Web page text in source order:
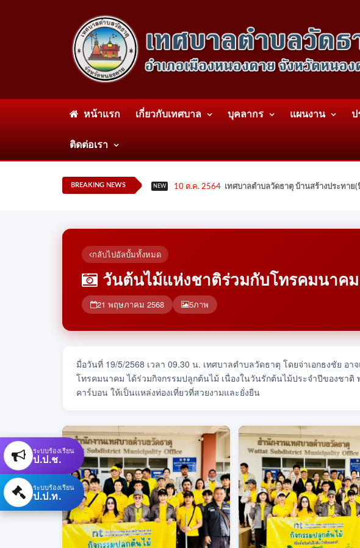
หน้าแรก เกี่ยวกับเทศบาล บุคลากร แผนงาน ป
ติดต่อเรา
BREAKING NEWS NEW 10 ต.ค. 2564 เทศบาลตำบลวัดธาตุ บ้านสร้างประทาย
กลับไปอัลบั้มทั้งหมด
วันต้นไม้แห่งชาติร่วมกับโทรคมนาคม
21 พฤษภาคม 2568 5ภาพ
มื่อวันที่ 19/5/2568 เวลา 09.30 น. เทศบาลตำบลวัดธาตุ โดยจ่าเอกธงชัย
โทรคมนาคม ได้ร่วมกิจกรรมปลูกต้นไม้ เนื่องในวันรักต้นไม้ประจำปีของช
คาร์บอน ให้เป็นแหล่งท่องเที่ยวที่สวยงามและยั่งยืน
ระบบร้องเรียน
ป.ป.ช.
ระบบร้องเรียน
ป.ป.ท.